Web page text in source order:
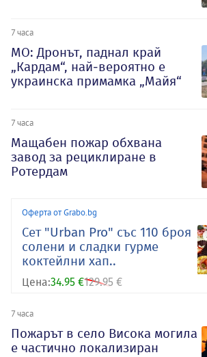
7 часа
МО: Дронът, паднал край
„Кардам“, най-вероятно е
украинска примамка „Майя“
7 часа
Мащабен пожар обхвана
завод за рециклиране в
Ротердам
Оферта от Grabo.bg
Сет "Urban Pro" със 110 броя
солени и сладки гурме
коктейлни хап..
Цена:34.95 €129.95 €
7 часа
Пожарът в село Висока могила
е частично локализиран